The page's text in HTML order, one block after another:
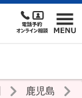
鹿児島